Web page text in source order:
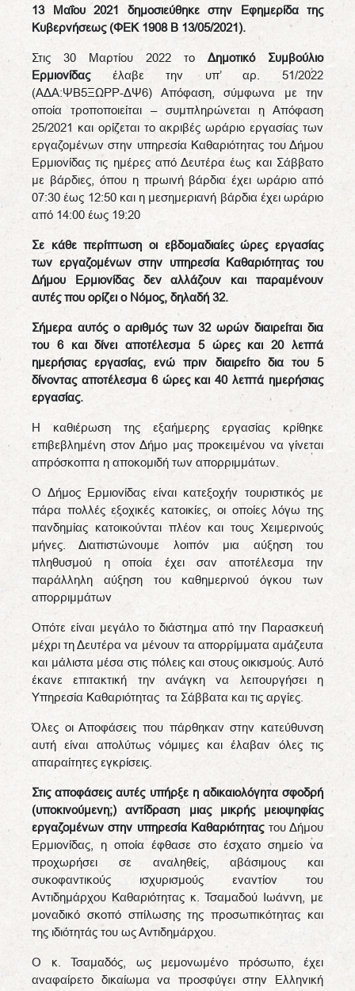
13 Μαΐου 2021 δημοσιεύθηκε στην Εφημερίδα της
Κυβερνήσεως (ΦΕΚ 1908 Β 13/05/2021).
Στις 30 Μαρτίου 2022 το Δημοτικό Συμβούλιο
Ερμιονίδαςέλαβε την υπ’ αρ. 51/2022
(ΑΔΑ:ΨΒ5ΞΩΡΡ-ΔΨ6) Απόφαση, σύμφωνα με την
οποία τροποποιείται – συμπληρώνεται η Απόφαση
25/2021 και ορίζεται το ακριβές ωράριο εργασίας των
εργαζομένων στην υπηρεσία Καθαριότητας του Δήμου
Ερμιονίδας τις ημέρες από Δευτέρα έως και Σάββατο
με βάρδιες, όπου η πρωινή βάρδια έχει ωράριο από
07:30 έως 12:50 και η μεσημεριανή βάρδια έχει ωράριο
από 14:00 έως 19:20
Σε κάθε περίπτωση οι εβδομαδιαίες ώρες εργασίας
των εργαζομένων στην υπηρεσία Καθαριότητας του
Δήμου Ερμιονίδας δεν αλλάζουν και παραμένουν
αυτές που ορίζει ο Νόμος, δηλαδή 32.
Σήμερα αυτός ο αριθμός των 32 ωρών διαιρείται δια
του 6 και δίνει αποτέλεσμα 5 ώρες και 20 λεπτά
ημερήσιας εργασίας, ενώ πριν διαιρείτο δια του 5
δίνοντας αποτέλεσμα 6 ώρες και 40 λεπτά ημερήσιας
εργασίας.
Η καθιέρωση της εξαήμερης εργασίας κρίθηκε
επιβεβλημένη στον Δήμο μας προκειμένου να γίνεται
απρόσκοπτα η αποκομιδή των απορριμμάτων.
Ο Δήμος Ερμιονίδας είναι κατεξοχήν τουριστικός με
πάρα πολλές εξοχικές κατοικίες, οι οποίες λόγω της
πανδημίας κατοικούνται πλέον και τους Χειμερινούς
μήνες. Διαπιστώνουμε λοιπόν μια αύξηση του
πληθυσμού η οποία έχει σαν αποτέλεσμα την
παράλληλη αύξηση του καθημερινού όγκου των
απορριμμάτων
Οπότε είναι μεγάλο το διάστημα από την Παρασκευή
μέχρι τη Δευτέρα να μένουν τα απορρίμματα αμάζευτα
και μάλιστα μέσα στις πόλεις και στους οικισμούς. Αυτό
έκανε επιτακτική την ανάγκη να λειτουργήσει η
Υπηρεσία Καθαριότητας τα Σάββατα και τις αργίες.
Όλες οι Αποφάσεις που πάρθηκαν στην κατεύθυνση
αυτή είναι απολύτως νόμιμες και έλαβαν όλες τις
απαραίτητες εγκρίσεις.
Στις αποφάσεις αυτές υπήρξε η αδικαιολόγητα σφοδρή
(υποκινούμενη;) αντίδραση μιας μικρής μειοψηφίας
εργαζομένων στην υπηρεσία Καθαριότηταςτου Δήμου
Ερμιονίδας, η οποία έφθασε στο έσχατο σημείο να
προχωρήσει σε αναληθείς, αβάσιμους και
συκοφαντικούς ισχυρισμούς εναντίον του
Αντιδημάρχου Καθαριότητας κ. Τσαμαδού Ιωάννη, με
μοναδικό σκοπό σπίλωσης της προσωπικότητας και
της ιδιότητάς του ως Αντιδημάρχου.
Ο κ. Τσαμαδός, ως μεμονωμένο πρόσωπο, έχει
αναφαίρετο δικαίωμα να προσφύγει στην Ελληνική